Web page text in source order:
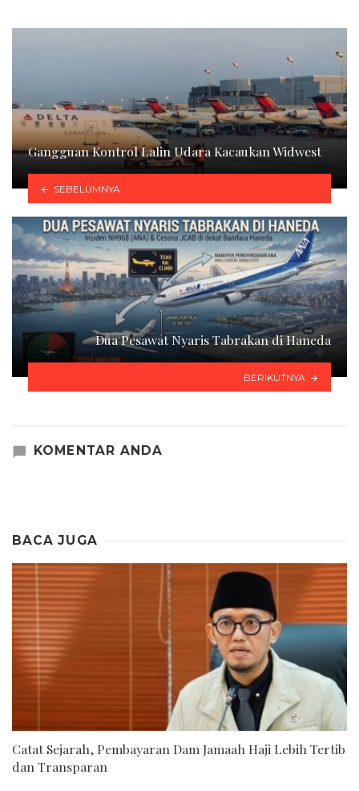
Gangguan Kontrol Lalin Udara Kacaukan Widwest
SEBELUMNYA
Dua Pesawat Nyaris Tabrakan di Haneda
BERIKUTNYA
KOMENTAR ANDA
BACA JUGA
Catat Sejarah, Pembayaran Dam Jamaah Haji Lebih Tertib
dan Transparan